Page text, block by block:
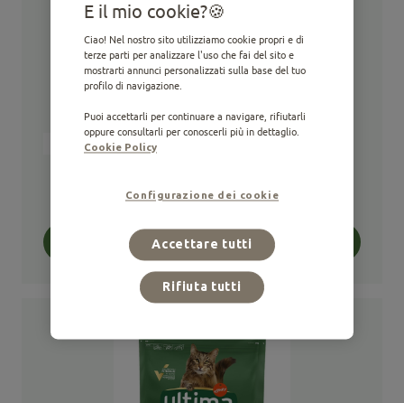
Alimento Secco
0,44 KG / 0,8 KG / 7,5 KG
Acquista
E il mio cookie?
Ciao! Nel nostro sito utilizziamo cookie propri e di
terze parti per analizzare l'uso che fai del sito e
mostrarti annunci personalizzati sulla base del tuo
profilo di navigazione.
Puoi accettarli per continuare a navigare, rifiutarli
oppure consultarli per conoscerli più in dettaglio.
Cookie Policy
Configurazione dei cookie
Rifiuta tutti
Accettare tutti